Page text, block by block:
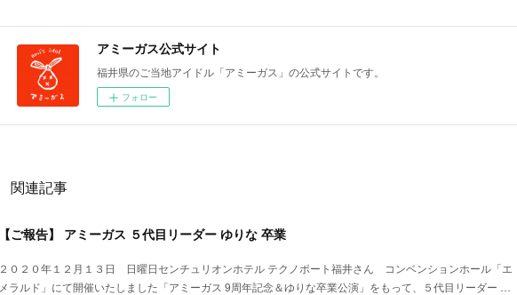
アミーガス公式サイト
福井県のご当地アイドル「アミーガス」の公式サイトです。
フォロー
関連記事
【ご報告】 アミーガス ５代目リーダー ゆりな 卒業
２０２０年１２月１３日 日曜日センチュリオンホテル テクノポート福井さん コンベンションホール「エ
メラルド」にて開催いたしました「アミーガス 9周年記念＆ゆりな卒業公演」をもって、５代目リーダー …